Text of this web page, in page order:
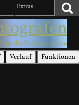
Extras
die Natur zu sehen
Verlauf Funktionen